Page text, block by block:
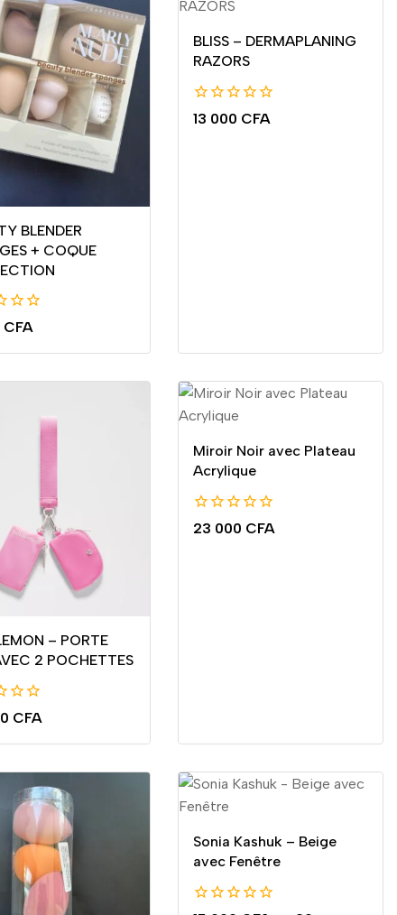
BLENDER
+ COQUE
CFA
BLISS – DERMAPLANING
RAZORS
0
13 000 CFA
– PORTE
2 POCHETTES
CFA
Miroir Noir avec Plateau
Acrylique
0
23 000 CFA
Sonia Kashuk – Beige
avec Fenêtre